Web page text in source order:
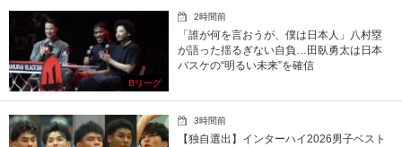
Bリーグ
2時間前
「誰が何を言おうが、僕は日本人」八村塁
が語った揺るぎない自負…田臥勇太は日本
バスケの“明るい未来”を確信
3時間前
【独自選出】インターハイ2026男子ベスト